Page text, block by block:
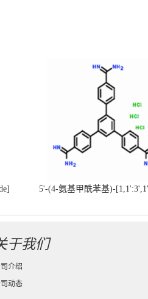
5'-(4-氨基甲酰苯基)-
于我们
介绍
动态